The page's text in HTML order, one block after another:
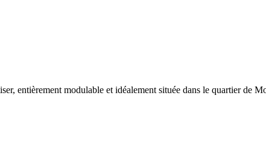
entièrement modulable et idéalement située dans le quartier de